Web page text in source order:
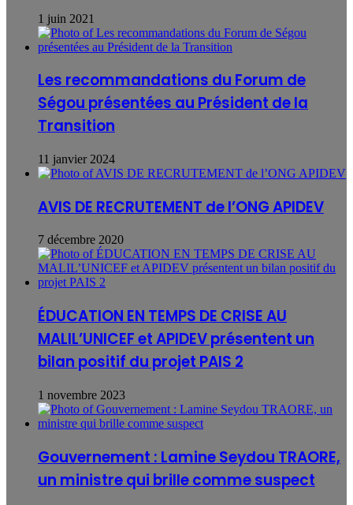
1 juin 2021
Les recommandations du Forum de
Ségou présentées au Président de la
Transition
11 janvier 2024
AVIS DE RECRUTEMENT de l’ONG APIDEV
7 décembre 2020
ÉDUCATION EN TEMPS DE CRISE AU
MALIL’UNICEF et APIDEV présentent un
bilan positif du projet PAIS 2
1 novembre 2023
Gouvernement : Lamine Seydou TRAORE,
un ministre qui brille comme suspect